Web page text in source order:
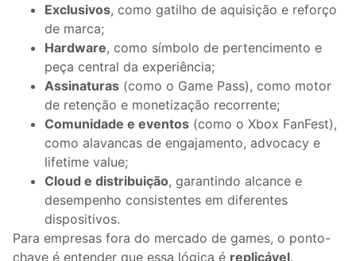
Exclusivos, como gatilho de aquisição e reforço
de marca;
Hardware, como símbolo de pertencimento e
peça central da experiência;
Assinaturas (como o Game Pass), como motor
de retenção e monetização recorrente;
Comunidade e eventos (como o Xbox FanFest),
como alavancas de engajamento, advocacy e
lifetime value;
Cloud e distribuição, garantindo alcance e
desempenho consistentes em diferentes
dispositivos.
Para empresas fora do mercado de games, o ponto-
chave é entender que essa lógica é replicável.